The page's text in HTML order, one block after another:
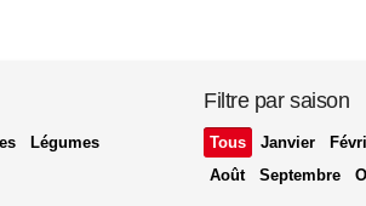
Légumes
Filtre par saison
Tous Janvier
Août
Septembre